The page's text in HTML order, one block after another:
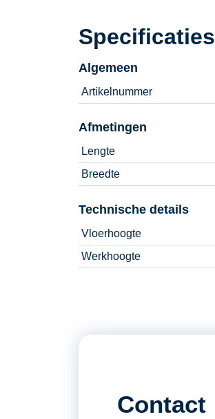
Specificaties
Algemeen
Artikelnummer
Afmetingen
Lengte
Breedte
Technische details
Vloerhoogte
Werkhoogte
Contact